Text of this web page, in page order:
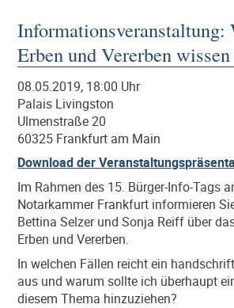
Informationsveranstaltung:
Erben und Vererben
08.05.2019, 18:00 Uhr
Palais Livingston
Ulmenstraße 20
60325 Frankfurt am Main
Download der
Im Rahmen des 15. Bürger-Info-Tags
Notarkammer Frankfurt informieren
Bettina Selzer und Sonja Reiff über
Erben und Vererben.
In welchen Fällen reicht ein
aus und warum sollte ich überhaupt
diesem Thema hinzuziehen?